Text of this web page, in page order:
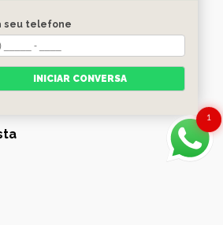
1
seu telefone
INICIAR CONVERSA